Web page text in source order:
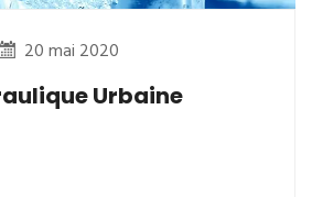
20 mai 2020
Urbaine